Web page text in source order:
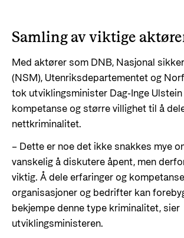
Samling av viktige
Med aktører som DNB, Nasjonal
(NSM), Utenriksdepartementet og
tok utviklingsminister Dag-Inge
kompetanse og større villighet til å
nettkriminalitet.
– Dette er noe det ikke snakkes mye
vanskelig å diskutere åpent, men
viktig. Å dele erfaringer og
organisasjoner og bedrifter kan
bekjempe denne type kriminalitet, sier
utviklingsministeren.